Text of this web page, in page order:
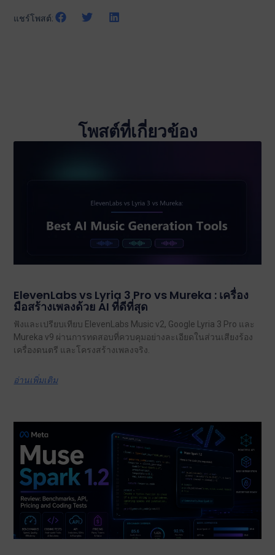
แชร์โพสต์:
โพสต์ที่เกี่ยวข้อง
ElevenLabs vs Lyria 3 Pro vs Mureka : เครื่อง
มือสร้างเพลงด้วย AI ที่ดีที่สุด
ฟังและเปรียบเทียบ ElevenLabs Music v2, Google Lyria 3 Pro และ
Mureka v9 ผ่านการทดสอบที่ควบคุมอย่างละเอียดในส่วนเสียงร้อง
เครื่องดนตรี และโครงสร้างเพลงจริง.
อ่านเพิ่มเติม